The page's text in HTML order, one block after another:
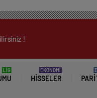
!
LİG
HISSELER
EKONOMİ